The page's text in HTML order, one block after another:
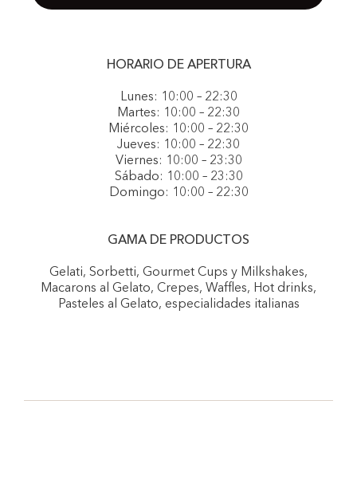
HORARIO DE APERTURA
Lunes: 10:00 – 22:30
Martes: 10:00 – 22:30
Miércoles: 10:00 – 22:30
Jueves: 10:00 – 22:30
Viernes: 10:00 – 23:30
Sábado: 10:00 – 23:30
Domingo: 10:00 – 22:30
GAMA DE PRODUCTOS
Gelati, Sorbetti, Gourmet Cups y Milkshakes,
Macarons al Gelato, Crepes, Waffles, Hot drinks,
Pasteles al Gelato, especialidades italianas